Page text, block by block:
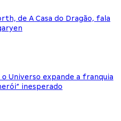
de A Casa do Dragão, fala
Universo expande a franquia
inesperado